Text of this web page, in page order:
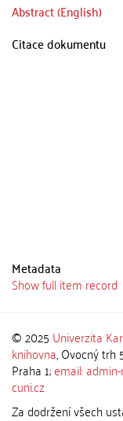
Abstract (English)
Citace dokumentu
Metadata
Show full item record
© 2025 Univerzita
knihovna, Ovocný trh
Praha 1;email:
cuni.cz
Za dodržení všech